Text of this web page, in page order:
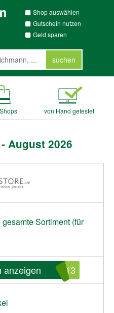
Shop auswählen
Gutschein nutzen
Geld sparen
suchen
von Hand getestet
August 2026
Sortiment (für
anzeigen C13